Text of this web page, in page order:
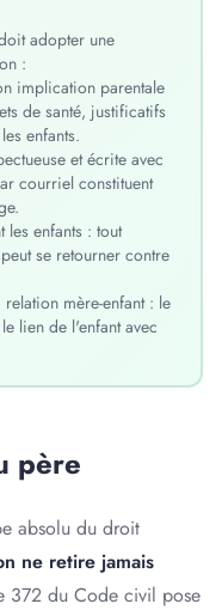
adopter une
:
implication parentale
de santé, justificatifs
enfants.
et écrite avec
courriel constituent
enfants : tout
se retourner contre
mère-enfant : le
lien de l'enfant avec
père
absolu du droit
ne retire jamais
372 du Code civil pose